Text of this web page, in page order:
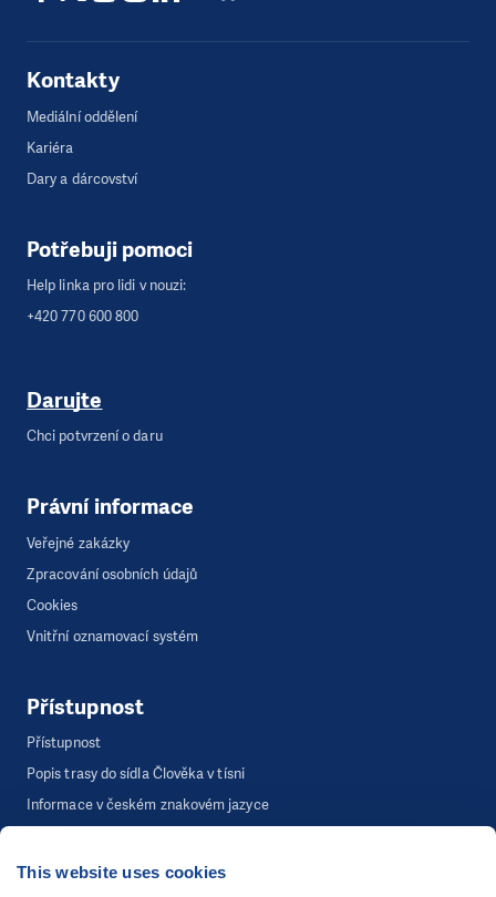
This website uses cookies
Kontakty
Mediální oddělení
Kariéra
Dary a dárcovství
Potřebuji pomoci
Help linka pro lidi v nouzi:
+420 770 600 800
Darujte
Chci potvrzení o daru
Právní informace
Veřejné zakázky
Zpracování osobních údajů
Cookies
Vnitřní oznamovací systém
Přístupnost
Přístupnost
Popis trasy do sídla Člověka v tísni
Informace v českém znakovém jazyce